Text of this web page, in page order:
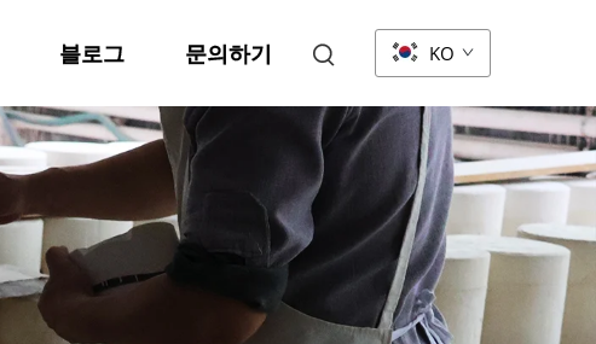
블로그 문의하기 KO